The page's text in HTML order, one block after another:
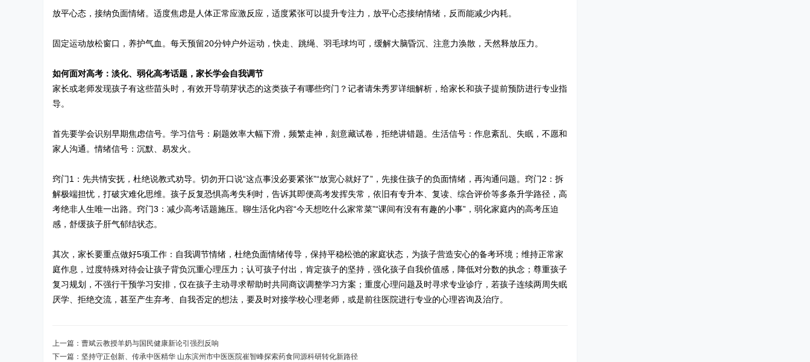
放平心态，接纳负面情绪。适度焦虑是人体正常应激反应，适度紧张可以提升专注力，放平心态接纳情绪，反而能减少内耗。
固定运动放松窗口，养护气血。每天预留20分钟户外运动，快走、跳绳、羽毛球均可，缓解大脑昏沉、注意力涣散，天然释放压力。
如何面对高考：淡化、弱化高考话题，家长学会自我调节
家长或老师发现孩子有这些苗头时，有效开导萌芽状态的这类孩子有哪些窍门？记者请朱秀罗详细解析，给家长和孩子提前预防进行专业指
导。
首先要学会识别早期焦虑信号。学习信号：刷题效率大幅下滑，频繁走神，刻意藏试卷，拒绝讲错题。生活信号：作息紊乱、失眠，不愿和
家人沟通。情绪信号：沉默、易发火。
窍门1：先共情安抚，杜绝说教式劝导。切勿开口说“这点事没必要紧张”“放宽心就好了”，先接住孩子的负面情绪，再沟通问题。窍门2：拆
解极端担忧，打破灾难化思维。孩子反复恐惧高考失利时，告诉其即便高考发挥失常，依旧有专升本、复读、综合评价等多条升学路径，高
考绝非人生唯一出路。窍门3：减少高考话题施压。聊生活化内容“今天想吃什么家常菜”“课间有没有有趣的小事”，弱化家庭内的高考压迫
感，舒缓孩子肝气郁结状态。
其次，家长要重点做好5项工作：自我调节情绪，杜绝负面情绪传导，保持平稳松弛的家庭状态，为孩子营造安心的备考环境；维持正常家
庭作息，过度特殊对待会让孩子背负沉重心理压力；认可孩子付出，肯定孩子的坚持，强化孩子自我价值感，降低对分数的执念；尊重孩子
复习规划，不强行干预学习安排，仅在孩子主动寻求帮助时共同商议调整学习方案；重度心理问题及时寻求专业诊疗，若孩子连续两周失眠
厌学、拒绝交流，甚至产生弃考、自我否定的想法，要及时对接学校心理老师，或是前往医院进行专业的心理咨询及治疗。
上一篇： 曹斌云教授羊奶与国民健康新论引强烈反响
下一篇： 坚持守正创新、传承中医精华 山东滨州市中医医院崔智峰探索药食同源科研转化新路径